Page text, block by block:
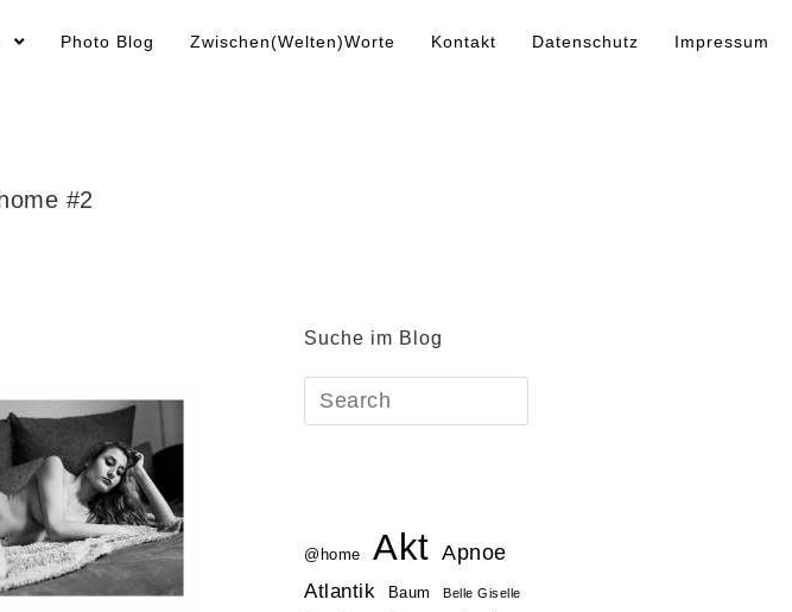
Photo Blog Zwischen(Welten)Worte Kontakt Datenschutz Impressum
#2
Suche im Blog
@home Akt Apnoe
Atlantik Baum Belle Giselle